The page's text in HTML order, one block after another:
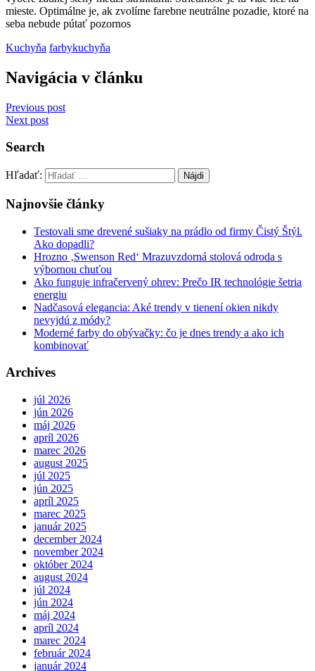
mieste. Optimálne je, ak zvolíme farebne neutrálne pozadie, ktoré na
seba nebude pútať pozornos
Kuchyňa farbykuchyňa
Navigácia v článku
Previous post
Next post
Search
Hľadať:
Najnovšie články
Testovali sme drevené sušiaky na prádlo od firmy Čistý Štýl.
Ako dopadli?
Hrozno ‚Swenson Red‘ Mrazuvzdorná stolová odroda s
výbornou chuťou
Ako funguje infračervený ohrev: Prečo IR technológie šetria
energiu
Nadčasová elegancia: Aké trendy v tienení okien nikdy
nevyjdú z módy?
Moderné farby do obývačky: čo je dnes trendy a ako ich
kombinovať
Archives
júl 2026
jún 2026
máj 2026
apríl 2026
marec 2026
august 2025
júl 2025
jún 2025
apríl 2025
marec 2025
január 2025
december 2024
november 2024
október 2024
august 2024
júl 2024
jún 2024
máj 2024
apríl 2024
marec 2024
február 2024
január 2024